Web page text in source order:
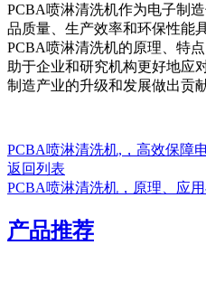
PCBA喷淋清洗机作为电子制
品质量、生产效率和环保性能
PCBA喷淋清洗机的原理、特
助于企业和研究机构更好地应
制造产业的升级和发展做出贡献
PCBA喷淋清洗机,，高效保障
返回列表
PCBA喷淋清洗机，原理、应
产品推荐